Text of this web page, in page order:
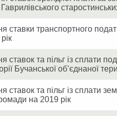
ставки транспортного
ставок та пільг із сплати
Бучанської об’єднаної
ставок та пільг із сплати
на 2019 рік